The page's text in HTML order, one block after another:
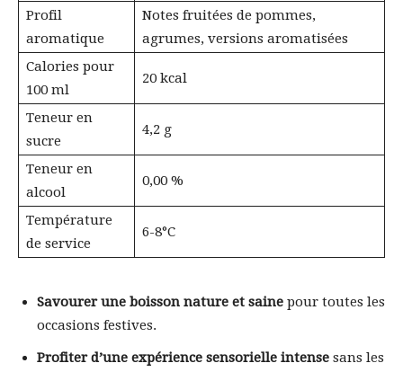
Profil
aromatique
Notes fruitées de pommes,
agrumes, versions aromatisées
Calories pour
100 ml
20 kcal
Teneur en
sucre
4,2 g
Teneur en
alcool
0,00 %
Température
de service
6-8°C
Savourer une boisson nature et saine pour toutes les
occasions festives.
Profiter d’une expérience sensorielle intense sans les